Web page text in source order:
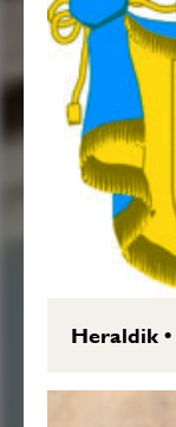
Heraldik•